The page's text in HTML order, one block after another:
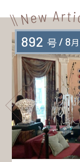
892 号 8月